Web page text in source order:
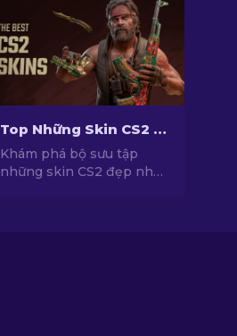
Top Những Skin CS2 Tốt Nhất [2026]
Khám phá bộ sưu tập
những skin CS2 đẹp nhất